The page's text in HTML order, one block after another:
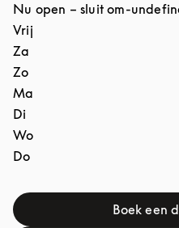
Nu open – sluit om-
Dag van de week
Vrij
Za
Zo
Ma
Di
Wo
Do
Boek een